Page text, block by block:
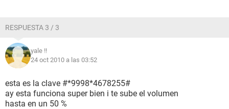
RESPUESTA 3 / 3
yale !!
24 oct 2010 a las 03:52
esta es la clave #*9998*4678255#
ay esta funciona super bien i te sube el volumen
hasta en un 50 %